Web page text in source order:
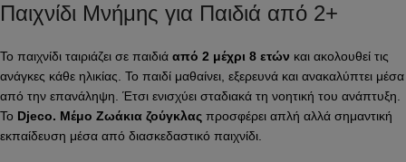
Παιχνίδι Μνήμης για Παιδιά από 2+
Το παιχνίδι ταιριάζει σε παιδιά από 2 μέχρι 8 ετών και ακολουθεί τις
ανάγκες κάθε ηλικίας. Το παιδί μαθαίνει, εξερευνά και ανακαλύπτει μέσα
από την επανάληψη. Έτσι ενισχύει σταδιακά τη νοητική του ανάπτυξη.
Το Djeco. Μέμο Ζωάκια ζούγκλας προσφέρει απλή αλλά σημαντική
εκπαίδευση μέσα από διασκεδαστικό παιχνίδι.